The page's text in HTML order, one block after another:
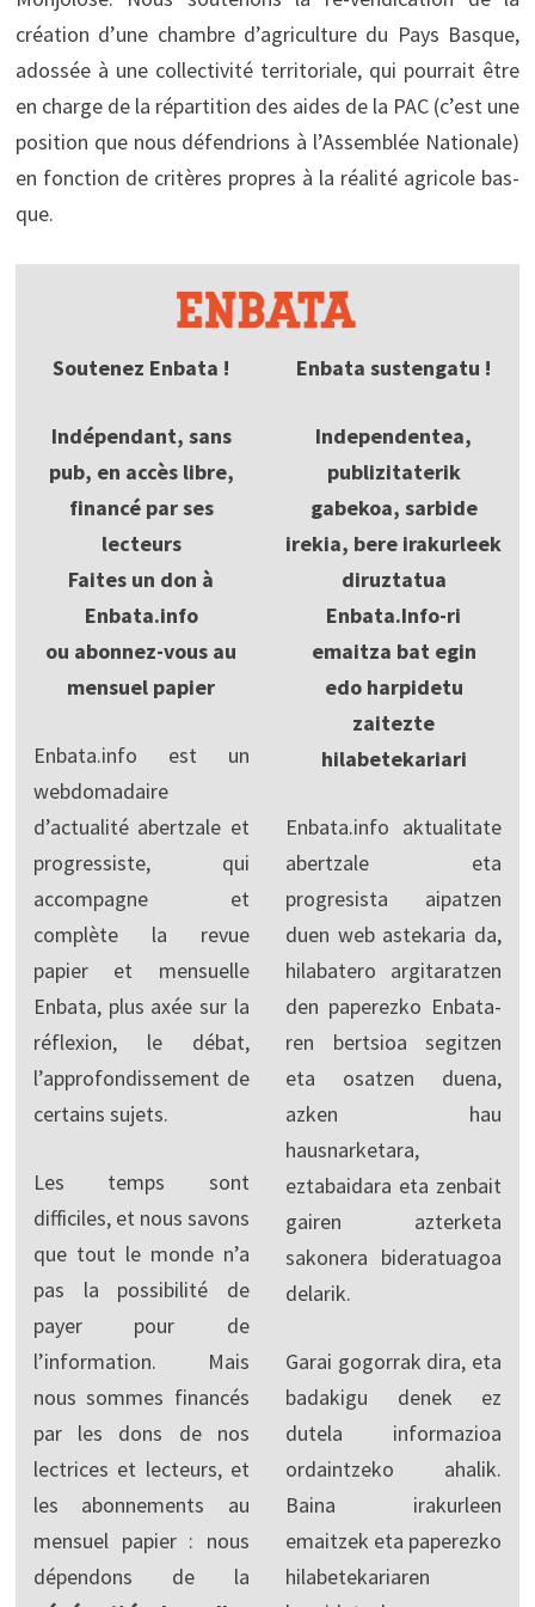
création d’une chambre d’agriculture du Pays Basque,
adossée à une collectivité territoriale, qui pourrait être
en charge de la répartition des aides de la PAC (c’est une
position que nous défendrions à l’Assemblée Nationale)
en fonction de critères propres à la réalité agricole bas-
que.
Soutenez Enbata !
Indépendant, sans
pub, en accès libre,
financé par ses
lecteurs
Faites un don à
Enbata.info
ou abonnez-vous au
mensuel papier
Enbata.info est un
webdomadaire
d’actualité abertzale et
progressiste, qui
accompagne et
complète la revue
papier et mensuelle
Enbata, plus axée sur la
réflexion, le débat,
l’approfondissement de
certains sujets.
Les temps sont
difficiles, et nous savons
que tout le monde n’a
pas la possibilité de
payer pour de
l’information. Mais
nous sommes financés
par les dons de nos
lectrices et lecteurs, et
les abonnements au
mensuel papier : nous
dépendons de la
Enbata sustengatu !
Independentea,
publizitaterik
gabekoa, sarbide
irekia, bere irakurleek
diruztatua
Enbata.Info-ri
emaitza bat egin
edo harpidetu
zaitezte
hilabetekariari
Enbata.info aktualitate
abertzale eta
progresista aipatzen
duen web astekaria da,
hilabatero argitaratzen
den paperezko Enbata-
ren bertsioa segitzen
eta osatzen duena,
azken hau
hausnarketara,
eztabaidara eta zenbait
gairen azterketa
sakonera bideratuagoa
delarik.
Garai gogorrak dira, eta
badakigu denek ez
dutela informazioa
ordaintzeko ahalik.
Baina irakurleen
emaitzek eta paperezko
hilabetekariaren